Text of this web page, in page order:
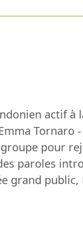
actif à
pour
paroles
grand